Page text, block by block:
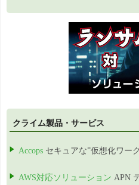
クライム製品・サービス
Accops セキュアな”仮想化ワー
AWS対応ソリューション APN